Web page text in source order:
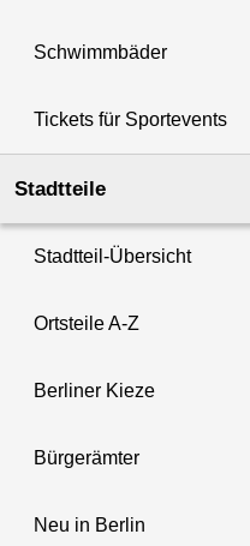
Schwimmbäder
Tickets für Sportevents
Stadtteile
Stadtteil-Übersicht
Ortsteile A-Z
Berliner Kieze
Bürgerämter
Neu in Berlin